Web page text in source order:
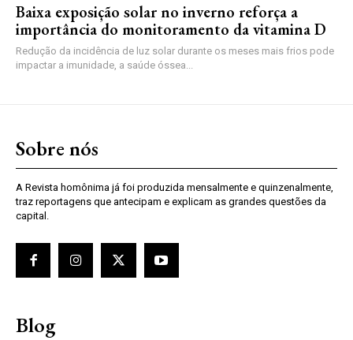
Baixa exposição solar no inverno reforça a
importância do monitoramento da vitamina D
Redução da incidência de luz solar durante os meses mais frios pode
impactar a imunidade, a saúde óssea...
Sobre nós
A Revista homônima já foi produzida mensalmente e quinzenalmente,
traz reportagens que antecipam e explicam as grandes questões da
capital.
Blog